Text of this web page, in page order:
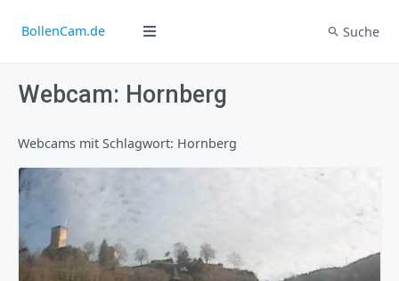
BollenCam.de Suche
Webcam: Hornberg
Webcams mit Schlagwort: Hornberg